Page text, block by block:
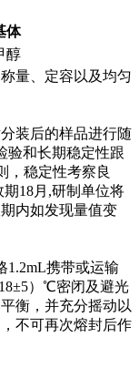
体
醇
量、定容以及均匀
装后的样品进行随
验和长期稳定性跟
，稳定性考察良
18月,研制单位将
内如发现量值变
1.2mL携带或运输
）℃密闭及避光
衡，并充分摇动以
不可再次熔封后作